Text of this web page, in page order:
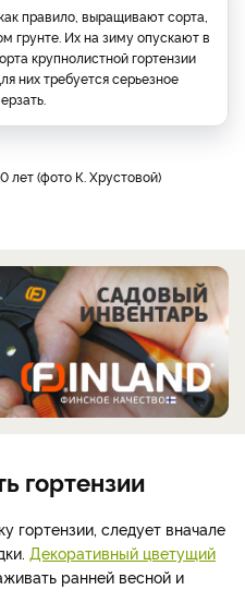
правило, выращивают сорта,
грунте. Их на зиму опускают в
крупнолистной гортензии
них требуется серьезное
лет (фото К. Хрустовой)
гортензии
гортензии, следует вначале
Декоративный цветущий
ранней весной и